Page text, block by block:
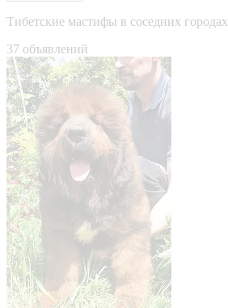
Тибетские мастифы в соседних городах
37 объявлений